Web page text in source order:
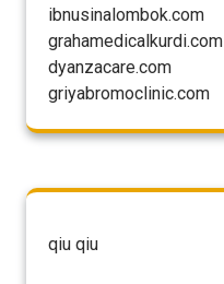
ibnusinalombok.com
grahamedicalkurdi.com
dyanzacare.com
griyabromoclinic.com
qiu qiu